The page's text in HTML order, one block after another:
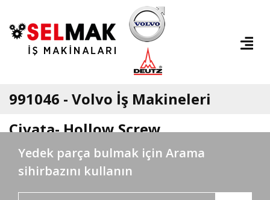
991046 - Volvo İş Makineleri
Civata- Hollow Screw
Yedek parça bulmak için Arama
sihirbazını kullanın